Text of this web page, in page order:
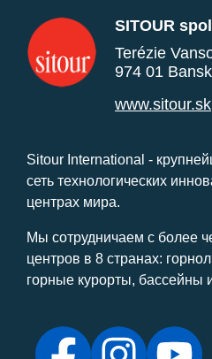
SITOUR
Terézie
974 01
www.sitour.sk
Sitour International -
сеть технологических
центрах мира.
Мы сотрудничаем с более
центров в 8 странах:
горные курорты, бассейны